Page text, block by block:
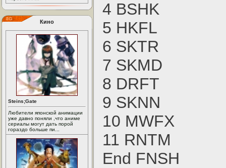
Кино
Steins;Gate
Любители японской анимации
уже давно поняли ,что аниме
сериалы могут дать порой
гораздо больше пи...
4 BSHK
5 HKFL
6 SKTR
7 SKMD
8 DRFT
9 SKNN
10 MWFX
11 RNTM
End FNSH